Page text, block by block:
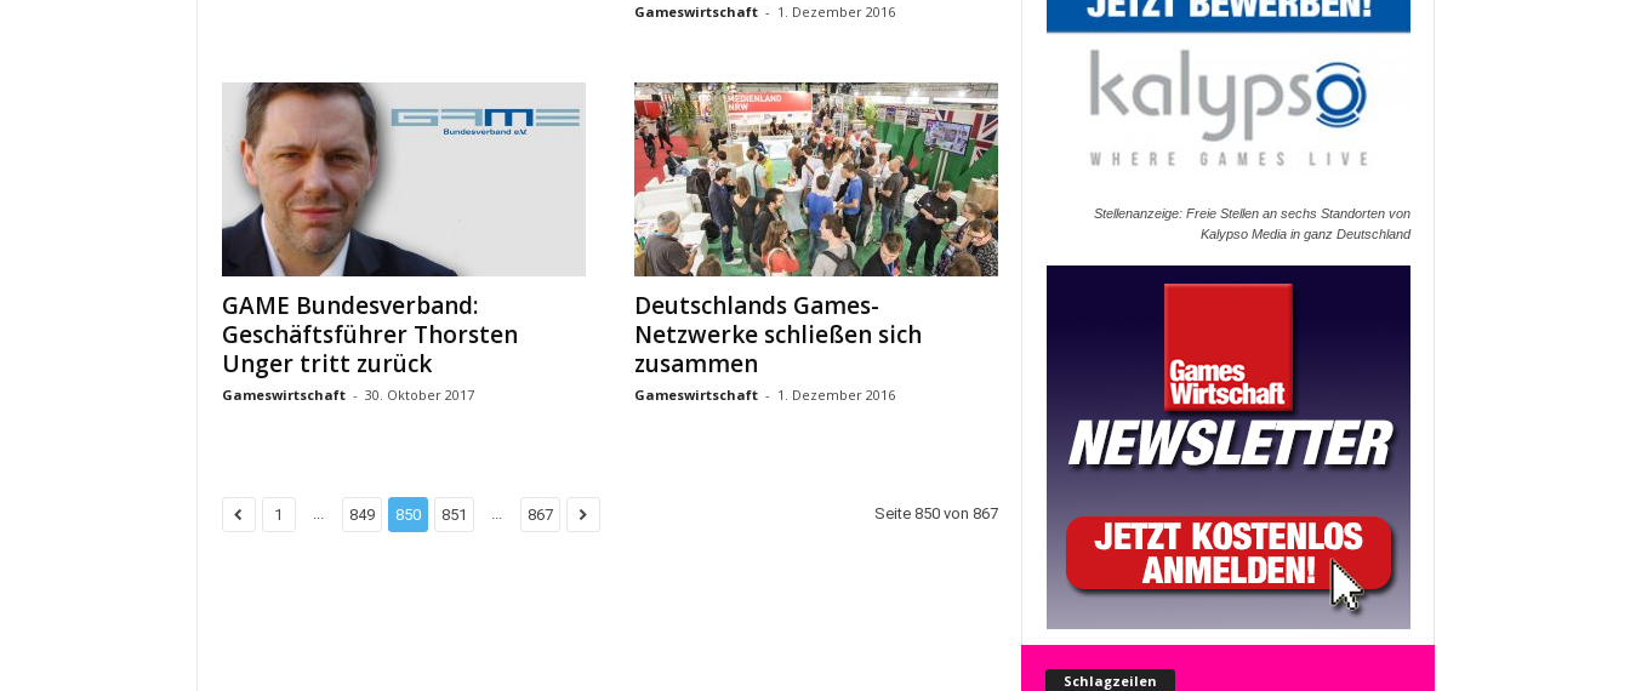
Gameswirtschaft - 1. Dezember 2016
GAME Bundesverband:
Geschäftsführer Thorsten
Unger tritt zurück
Gameswirtschaft - 30. Oktober 2017
Deutschlands Games-
Netzwerke schließen sich
zusammen
Gameswirtschaft - 1. Dezember 2016
1 ... 849 850 851 ... 867 Seite 850 von 867
Stellenanzeige: Freie Stellen an sechs Standorten von
Kalypso Media in ganz Deutschland
Schlagzeilen